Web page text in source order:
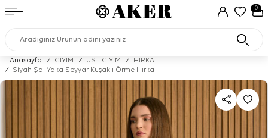
0
Anasayfa / GİYİM / ÜST GİYİM /
HIRKA
/
Siyah Şal Yaka Seyyar Kuşaklı Örme Hırka